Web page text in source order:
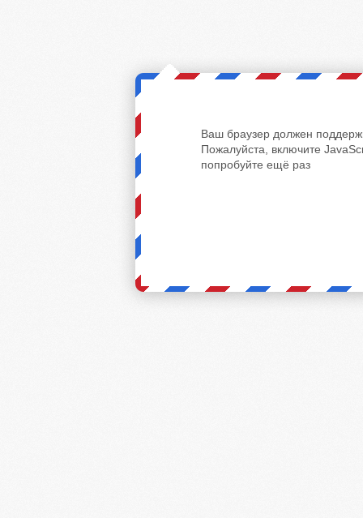
Ваш браузер должен
Пожалуйста, включите
попробуйте ещё раз